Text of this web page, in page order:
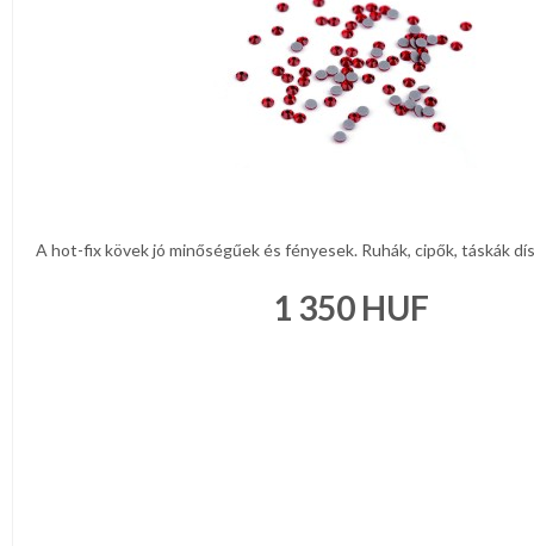
A hot-fix kövek jó minőségűek és fényesek. Ruhák, cipők, táskák
1 350 HUF